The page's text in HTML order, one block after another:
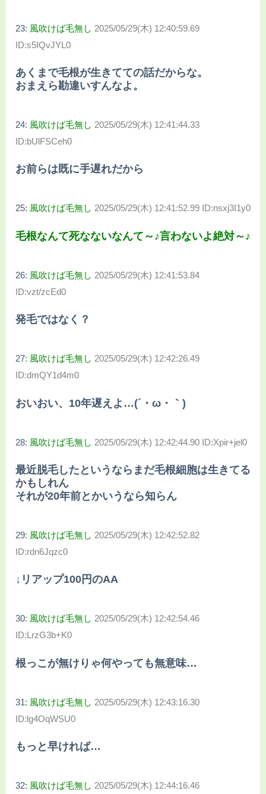
23: 風吹けば毛無し 2025/05/29(木) 12:40:59.69
ID:s5IQvJYL0
あくまで毛根が生きてての話だからな。
おまえら勘違いすんなよ。
24: 風吹けば毛無し 2025/05/29(木) 12:41:44.33
ID:bUlFSCeh0
お前らは既に手遅れだから
25: 風吹けば毛無し 2025/05/29(木) 12:41:52.99 ID:nsxj3I1y0
毛根なんて死なないなんて～♪言わないよ絶対～♪
26: 風吹けば毛無し 2025/05/29(木) 12:41:53.84
ID:vzt/zcEd0
発毛ではなく？
27: 風吹けば毛無し 2025/05/29(木) 12:42:26.49
ID:dmQY1d4m0
おいおい、10年遅えよ…(´・ω・｀)
28: 風吹けば毛無し 2025/05/29(木) 12:42:44.90 ID:Xpir+jel0
最近脱毛したというならまだ毛根細胞は生きてる
かもしれん
それが20年前とかいうなら知らん
29: 風吹けば毛無し 2025/05/29(木) 12:42:52.82
ID:rdn6Jqzc0
↓リアップ100円のAA
30: 風吹けば毛無し 2025/05/29(木) 12:42:54.46
ID:LrzG3b+K0
根っこが無けりゃ何やっても無意味…
31: 風吹けば毛無し 2025/05/29(木) 12:43:16.30
ID:lg4OqWSU0
もっと早ければ…
32: 風吹けば毛無し 2025/05/29(木) 12:44:16.46